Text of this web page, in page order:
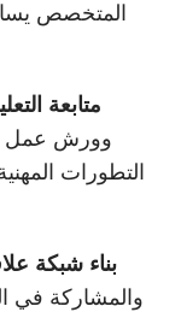
المتخصص
3. متابعة
وورش عمل
التطورات
4. بناء شبكة
والمشاركة في